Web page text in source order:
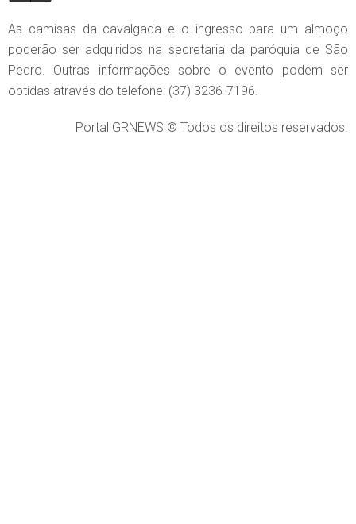
As camisas da cavalgada e o ingresso para um almoço
poderão ser adquiridos na secretaria da paróquia de São
Pedro. Outras informações sobre o evento podem ser
obtidas através do telefone: (37) 3236-7196.
Portal GRNEWS © Todos os direitos reservados.